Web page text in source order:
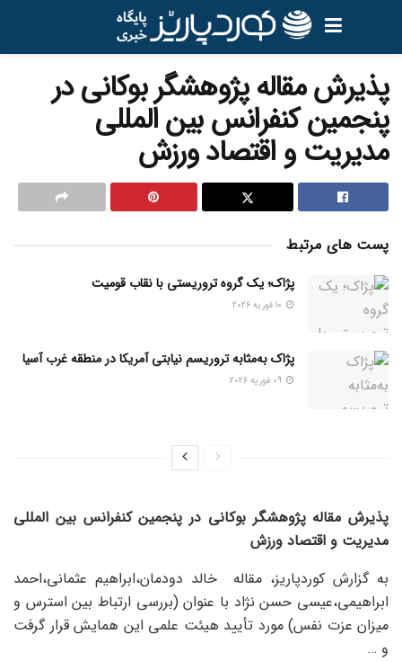
پذیرش مقاله پژوهشگر بوکانی در
پنجمین کنفرانس بین المللی
مدیریت و اقتصاد ورزش
پست های مرتبط
پژاک؛ یک گروه تروریستی با نقاب قومیت
پژاک به‌مثابه تروریسم نیابتی آمریکا در منطقه غرب آسیا
پذیرش مقاله پژوهشگر بوکانی در پنجمین کنفرانس بین المللی
مدیریت و اقتصاد ورزش
به گزارش کوردپاریز، مقاله خالد دودمان،ابراهیم عثمانی،احمد
ابراهیمی،عیسی حسن نژاد با عنوان (بررسی ارتباط بین استرس و
میزان عزت نفس) مورد تأیید هیئت علمی این همایش قرار گرفت
و …